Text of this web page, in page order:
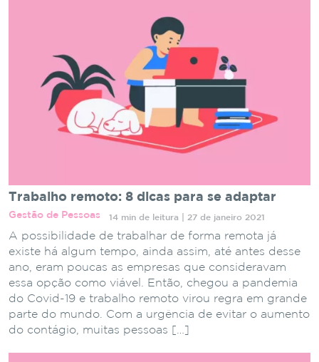
Trabalho remoto: 8 dicas para se adaptar
Gestão de Pessoas 14 min de leitura | 27 de janeiro 2021
A possibilidade de trabalhar de forma remota já
existe há algum tempo, ainda assim, até antes desse
ano, eram poucas as empresas que consideravam
essa opção como viável. Então, chegou a pandemia
do Covid-19 e trabalho remoto virou regra em grande
parte do mundo. Com a urgência de evitar o aumento
do contágio, muitas pessoas […]